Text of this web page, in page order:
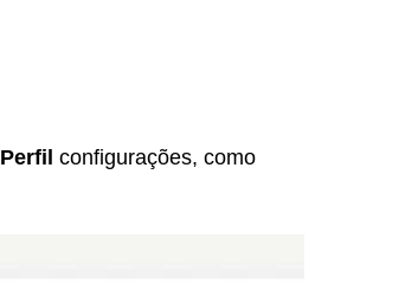
Perfil configurações, como